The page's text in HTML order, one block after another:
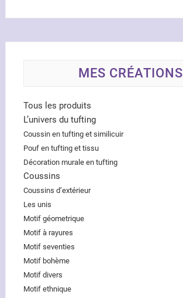
MES CRÉATIONS
Tous les produits
L’univers du tufting
Coussin en tufting et similicuir
Pouf en tufting et tissu
Décoration murale en tufting
Coussins
Coussins d’extérieur
Les unis
Motif géometrique
Motif à rayures
Motif seventies
Motif bohème
Motif divers
Motif ethnique